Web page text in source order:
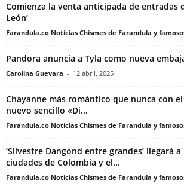
Comienza la venta anticipada de entradas
León’
Farandula.co Noticias Chismes de Farandula y
Pandora anuncia a Tyla como nueva
Carolina Guevara - 12 abril, 2025
Chayanne más romántico que nunca con
nuevo sencillo «Di...
Farandula.co Noticias Chismes de Farandula y
‘Silvestre Dangond entre grandes’ llegará a
ciudades de Colombia y el...
Farandula.co Noticias Chismes de Farandula y